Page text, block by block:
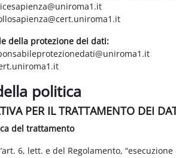
della protezione dei dati:
politica
PER IL TRATTAMENTO DEI
del trattamento
6, lett. e del Regolamento,